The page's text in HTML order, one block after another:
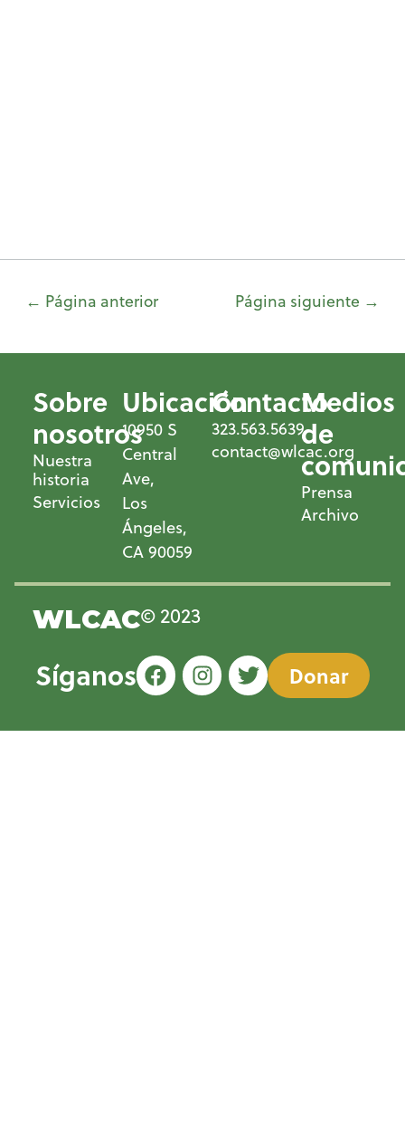
← Página anterior Página siguiente →
Sobre
nosotros
Nuestra
historia
Servicios
Ubicación
10950 S
Central
Ave,
Los
Ángeles,
CA 90059
Contacto
323.563.5639
contact@wlcac.org
Medios
de
Prensa
Archivo
WLCAC© 2023
Síganos Donar